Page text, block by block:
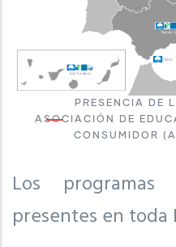
PRESENCIA DE
ASOCIACIÓN DE
CONSUMIDOR
Los
presentes en toda